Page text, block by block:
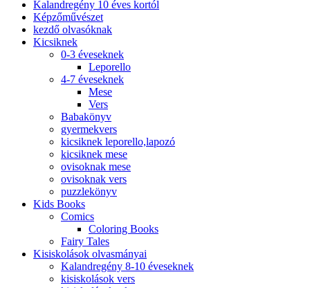
Kalandregény 10 éves kortól
Képzőművészet
kezdő olvasóknak
Kicsiknek
0-3 éveseknek
Leporello
4-7 éveseknek
Mese
Vers
Babakönyv
gyermekvers
kicsiknek leporello,lapozó
kicsiknek mese
ovisoknak mese
ovisoknak vers
puzzlekönyv
Kids Books
Comics
Coloring Books
Fairy Tales
Kisiskolások olvasmányai
Kalandregény 8-10 éveseknek
kisiskolások vers